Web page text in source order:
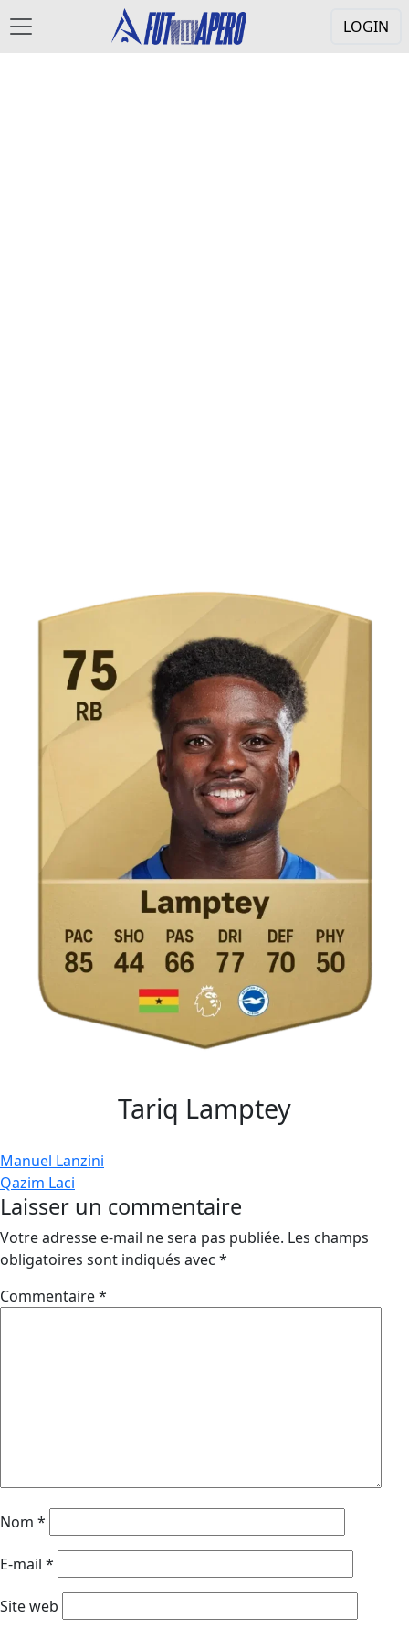
LOGIN
Tariq Lamptey
Navigation
de
l’article
Manuel Lanzini
Qazim Laci
Laisser un commentaire
Votre adresse e-mail ne sera pas publiée. Les champs
obligatoires sont indiqués avec *
Commentaire*
Nom *
E-mail *
Site web